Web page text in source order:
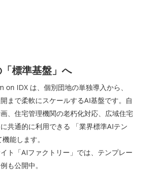
標準基盤」へ
on IDX は、個別団地の単独導入から、
まで柔軟にスケールするAI基盤です。自
、住宅管理機関の老朽化対応、広域住宅
共通的に利用できる 「業界標準AIテン
能します。
ト「AIファクトリー」では、テンプレー
も公開中。